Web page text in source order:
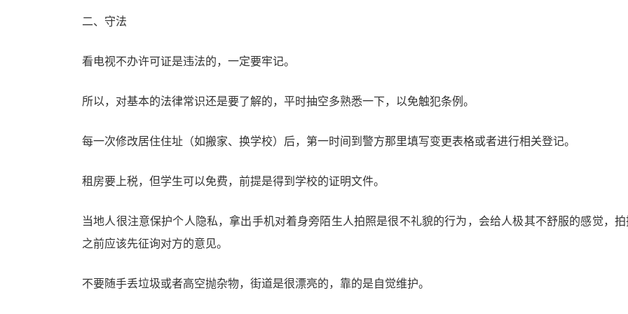
二、守法
看电视不办许可证是违法的，一定要牢记。
所以，对基本的法律常识还是要了解的，平时抽空多熟悉一下，以免触犯条例。
每一次修改居住住址（如搬家、换学校）后，第一时间到警方那里填写变更表格或者进行相关登记。
租房要上税，但学生可以免费，前提是得到学校的证明文件。
当地人很注意保护个人隐私，拿出手机对着身旁陌生人拍照是很不礼貌的行为，会给人极其不舒服的感觉，
之前应该先征询对方的意见。
不要随手丢垃圾或者高空抛杂物，街道是很漂亮的，靠的是自觉维护。